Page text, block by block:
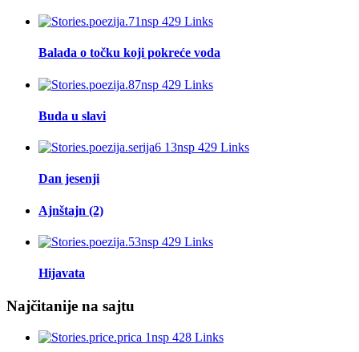
Balada o točku koji pokreće voda
Buda u slavi
Dan jesenji
Ajnštajn (2)
Hijavata
Najčitanije na sajtu